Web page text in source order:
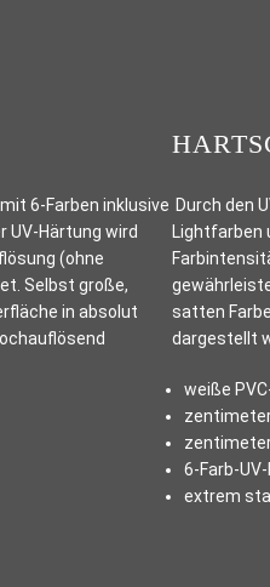
6-Farben inklusive
UV-Härtung wird
(ohne
Selbst große,
in absolut
Durch den
Lightfarben
satten
dargestellt
weiße
6-Farb-
extrem